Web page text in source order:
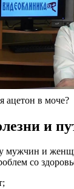
ацетон в моче?
и
мужчин и
со